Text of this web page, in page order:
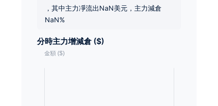
，其中主力凈流出NaN美元，主力減倉
NaN%
分時主力增減倉 ($)